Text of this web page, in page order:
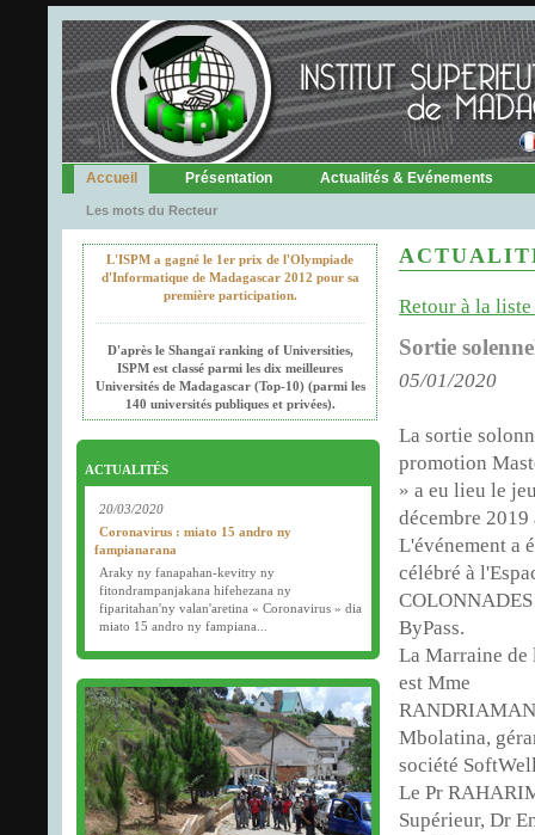
Accueil Présentation Actualités & Evénements
Les mots du Recteur
L'ISPM a gagné le 1er prix de l'Olympiade
d'Informatique de Madagascar 2012 pour sa
première participation.
D'après le Shangaï ranking of Universities,
ISPM est classé parmi les dix meilleures
Universités de Madagascar (Top-10) (parmi les
140 universités publiques et privées).
ACTUALITÉS
20/03/2020
Coronavirus : miato 15 andro ny
fampianarana
Araky ny fanapahan-kevitry ny
fitondrampanjakana hifehezana ny
fiparitahan'ny valan'aretina « Coronavirus » dia
miato 15 andro ny fampiana...
Examens semestriels
Début des examens semestriels (1ère, 2e et 3e
année) : jeudi 26 mars 2020.
Bonne fête de Pâques tout le monde !
Retour à la
Sortie
05/01/2020
La sortie
promotion
» a eu lieu le
décembre 2019
L'événement a
célébré à
ByPass.
La Marraine
est Mme
Mbolatina,
société
Le Pr
Supérieur, Dr